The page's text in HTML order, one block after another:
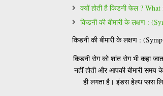
क्यों होती है किडनी फेल ?
किडनी की बीमारी के लक्षण :
किडनी की बीमारी के लक्षण :
किडनी रोग को शांत रोग भी कहा
नहीं होती और आपकी बीमारी समय
ही लगता है। इंडस हेल्थ प्लस